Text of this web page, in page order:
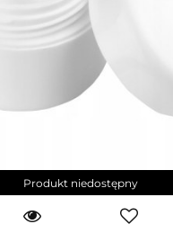
Produkt niedostępny